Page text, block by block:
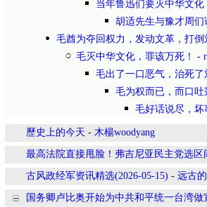
当年鲁迅们要灭中华文
胡适先生与豫才周
毛酋为夺回权力，发动文革，打倒
毛灭中华文化，罪该万死！
-
毛出了一口恶气，治死了
毛为权而已，而口吐
毛好话说尽，
歷史上的今天 - 木楊woodyang
最高法院直接甩脸！弗吉尼亚民主党选区
古风政经军资讯精选(2026-05-15) - 远古
国务卿卢比奥开始为中共和平统一台湾做